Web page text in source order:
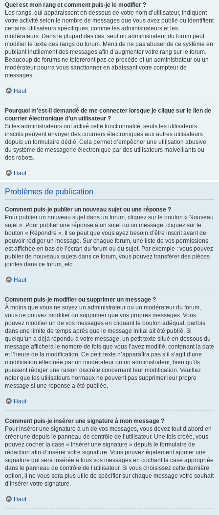
Quel est mon rang et comment puis-je le modifier ?
Les rangs, qui apparaissent en dessous de votre nom d’utilisateur, indiquent
votre activité selon le nombre de messages que vous avez publié ou identifient
certains utilisateurs spécifiques, comme les administrateurs et les
modérateurs. Dans la plupart des cas, seul un administrateur du forum peut
modifier le texte des rangs du forum. Merci de ne pas abuser de ce système en
publiant inutilement des messages afin d’augmenter votre rang sur le forum.
Beaucoup de forums ne toléreront pas ce procédé et un administrateur ou un
modérateur pourra vous sanctionner en abaissant votre compteur de
messages.
Haut
Pourquoi m’est-il demandé de me connecter lorsque je clique sur le lien de
courrier électronique d’un utilisateur ?
Si les administrateurs ont activé cette fonctionnalité, seuls les utilisateurs
inscrits peuvent envoyer des courriers électroniques aux autres utilisateurs
depuis un formulaire dédié. Cela permet d’empêcher une utilisation abusive
du système de messagerie électronique par des utilisateurs malveillants ou
des robots.
Haut
Problèmes de publication
Comment puis-je publier un nouveau sujet ou une réponse ?
Pour publier un nouveau sujet dans un forum, cliquez sur le bouton « Nouveau
sujet ». Pour publier une réponse à un sujet ou un message, cliquez sur le
bouton « Répondre ». Il se peut que vous ayez besoin d’être inscrit avant de
pouvoir rédiger un message. Sur chaque forum, une liste de vos permissions
est affichée en bas de l’écran du forum ou du sujet. Par exemple : vous pouvez
publier de nouveaux sujets dans ce forum, vous pouvez transférer des pièces
jointes dans ce forum, etc.
Haut
Comment puis-je modifier ou supprimer un message ?
À moins que vous ne soyez un administrateur ou un modérateur du forum,
vous ne pouvez modifier ou supprimer que vos propres messages. Vous
pouvez modifier un de vos messages en cliquant le bouton adéquat, parfois
dans une limite de temps après que le message initial ait été publié. Si
quelqu’un a déjà répondu à votre message, un petit texte situé en dessous du
message affichera le nombre de fois que vous l’avez modifié, contenant la date
et l’heure de la modification. Ce petit texte n’apparaîtra pas s’il s’agit d’une
modification effectuée par un modérateur ou un administrateur, bien qu’ils
puissent rédiger une raison discrète concernant leur modification. Veuillez
noter que les utilisateurs normaux ne peuvent pas supprimer leur propre
message si une réponse a été publiée.
Haut
Comment puis-je insérer une signature à mon message ?
Pour insérer une signature à un de vos messages, vous devez tout d’abord en
créer une depuis le panneau de contrôle de l’utilisateur. Une fois créée, vous
pouvez cocher la case « Insérer une signature » depuis le formulaire de
rédaction afin d’insérer votre signature. Vous pouvez également ajouter une
signature qui sera insérée à tous vos messages en cochant la case appropriée
dans le panneau de contrôle de l’utilisateur. Si vous choisissez cette dernière
option, il ne vous sera plus utile de spécifier sur chaque message votre souhait
d’insérer votre signature.
Haut